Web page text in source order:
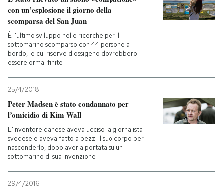
con un’esplosione il giorno della
scomparsa del San Juan
È l'ultimo sviluppo nelle ricerche per il
sottomarino scomparso con 44 persone a
bordo, le cui riserve d'ossigeno dovrebbero
essere ormai finite
25/4/2018
Peter Madsen è stato condannato per
l’omicidio di Kim Wall
L'inventore danese aveva ucciso la giornalista
svedese e aveva fatto a pezzi il suo corpo per
nasconderlo, dopo averla portata su un
sottomarino di sua invenzione
29/4/2016